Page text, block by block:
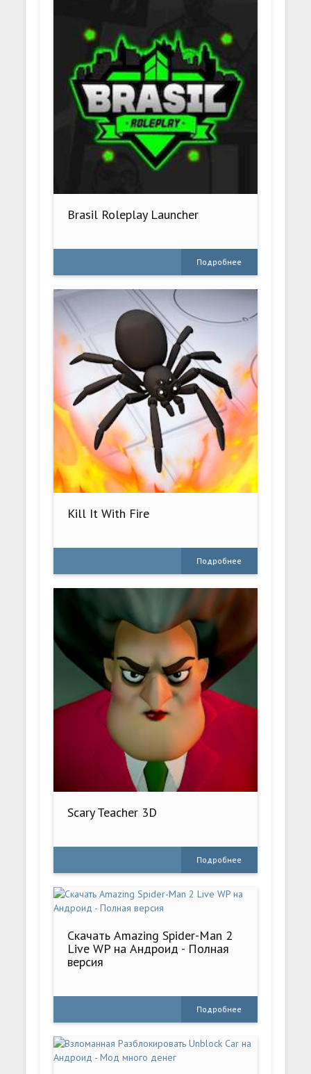
Brasil Roleplay Launcher
Подробнее
Kill It With Fire
Подробнее
Scary Teacher 3D
Подробнее
Скачать Amazing Spider-Man 2
Live WP на Андроид - Полная
версия
Подробнее